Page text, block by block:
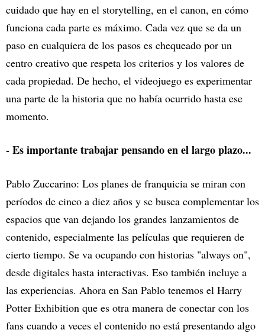
cuidado que hay en el storytelling, en el canon, en cómo
funciona cada parte es máximo. Cada vez que se da un
paso en cualquiera de los pasos es chequeado por un
centro creativo que respeta los criterios y los valores de
cada propiedad. De hecho, el videojuego es experimentar
una parte de la historia que no había ocurrido hasta ese
momento.
- Es importante trabajar pensando en el largo plazo...
Pablo Zuccarino: Los planes de franquicia se miran con
períodos de cinco a diez años y se busca complementar los
espacios que van dejando los grandes lanzamientos de
contenido, especialmente las películas que requieren de
cierto tiempo. Se va ocupando con historias "always on",
desde digitales hasta interactivas. Eso también incluye a
las experiencias. Ahora en San Pablo tenemos el Harry
Potter Exhibition que es otra manera de conectar con los
fans cuando a veces el contenido no está presentando algo